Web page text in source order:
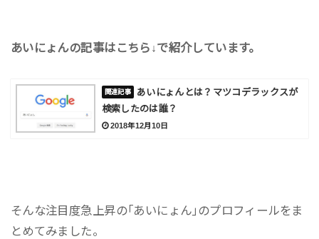
あいにょんの記事はこちら↓で紹介しています。
あいにょんとは？マツコデラックスが
検索したのは誰？
2018年12月10日
そんな注目度急上昇の｢あいにょん｣のプロフィールをま
とめてみました。